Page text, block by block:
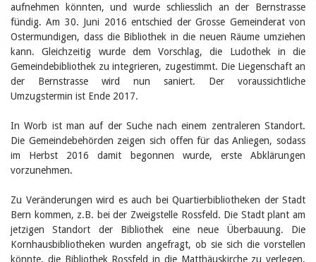
Bibliothek und Schule
Bibliotheksförderung
Zielpublikum Kinder und
Jugendliche
Einmalige Beiträge
Bibliotheksangebote
Bibliosuisse
Kantonale
Unterstützungsbeiträge
Schweizer Literatur
Alle Tags
Autoren
Birgit Libiszewski
Ursula Strahm
Sandra Dettwyler
Sibylle Birrer
aufnehmen könnten, und wurde schliesslich an der Bernstrasse
fündig. Am 30. Juni 2016 entschied der Grosse Gemeinderat von
Ostermundigen, dass die Bibliothek in die neuen Räume umziehen
kann. Gleichzeitig wurde dem Vorschlag, die Ludothek in die
Gemeindebibliothek zu integrieren, zugestimmt. Die Liegenschaft an
der Bernstrasse wird nun saniert. Der voraussichtliche
Umzugstermin ist Ende 2017.
In Worb ist man auf der Suche nach einem zentraleren Standort.
Die Gemeindebehörden zeigen sich offen für das Anliegen, sodass
im Herbst 2016 damit begonnen wurde, erste Abklärungen
vorzunehmen.
Zu Veränderungen wird es auch bei Quartierbibliotheken der Stadt
Bern kommen, z.B. bei der Zweigstelle Rossfeld. Die Stadt plant am
jetzigen Standort der Bibliothek eine neue Überbauung. Die
Kornhausbibliotheken wurden angefragt, ob sie sich die vorstellen
könnte, die Bibliothek Rossfeld in die Matthäuskirche zu verlegen.